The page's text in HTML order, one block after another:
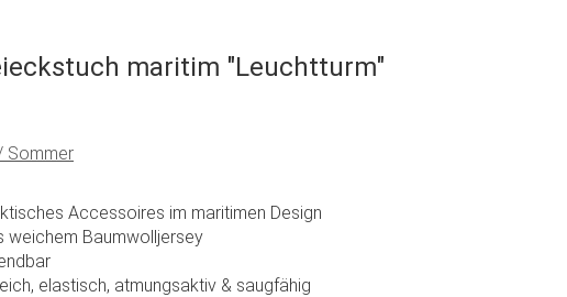
maritim "Leuchtturm"
Sommer
Accessoires im maritimen Design
weichem Baumwolljersey
elastisch, atmungsaktiv & saugfähig